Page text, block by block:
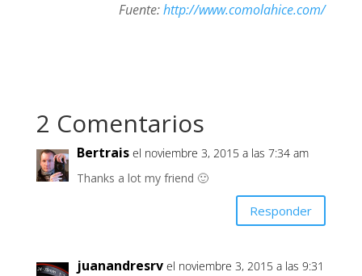
Fuente:http://www.comolahice.com/
2 Comentarios
Bertrais el noviembre 3, 2015 a las 7:34 am
Thanks a lot my friend 🙂
Responder
juanandresrv el noviembre 3, 2015 a las 9:31